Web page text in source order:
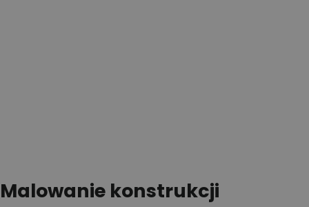
Malowanie konstrukcji